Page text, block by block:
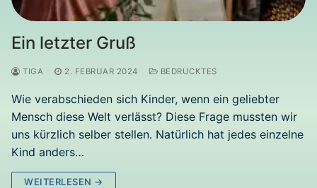
Ein letzter Gruß
TIGA 2. FEBRUAR 2024 BEDRUCKTES
Wie verabschieden sich Kinder, wenn ein geliebter
Mensch diese Welt verlässt? Diese Frage mussten wir
uns kürzlich selber stellen. Natürlich hat jedes einzelne
Kind anders…
WEITERLESEN →